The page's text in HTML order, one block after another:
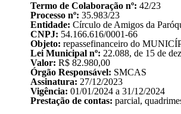
Termo de Colaboração nº: 42/23
Processo nº: 35.983/23
Entidade: Círculo de Amigos da
CNPJ: 54.166.616/0001-66
Objeto: repassefinanceiro do
Lei Municipal nº: 22.088, de 15 de
Valor: R$ 82.980,00
Órgão Responsável: SMCAS
Assinatura: 27/12/2023
Vigência: 01/01/2024 a 31/12/2024
Prestação de contas: parcial,